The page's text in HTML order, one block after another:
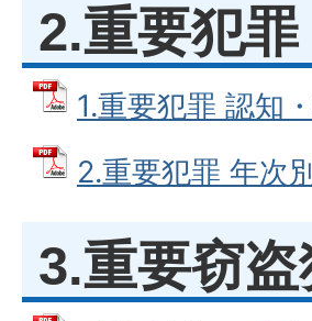
2.重要犯罪
1.重要犯罪 認知
2.重要犯罪 年次
3.重要窃盗